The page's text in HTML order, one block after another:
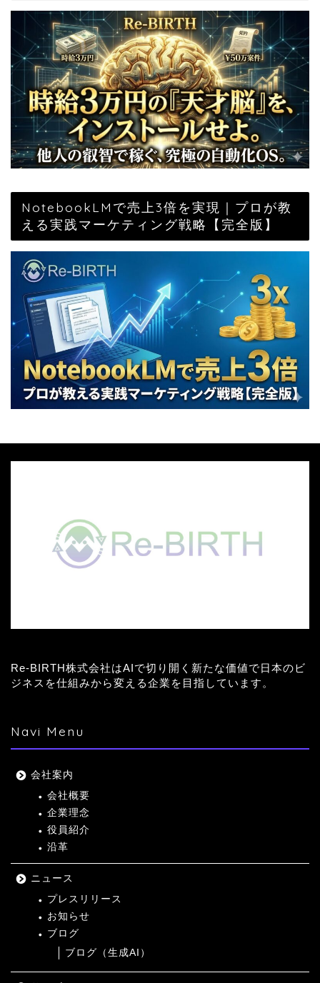
NotebookLMで売上3倍を実現｜プロが教
える実践マーケティング戦略【完全版】
Re-BIRTH株式会社はAIで切り開く新たな価値で日本のビ
ジネスを仕組みから変える企業を目指しています。
Navi Menu
会社案内
会社概要
企業理念
役員紹介
沿革
ニュース
プレスリリース
お知らせ
ブログ
ブログ（生成AI）